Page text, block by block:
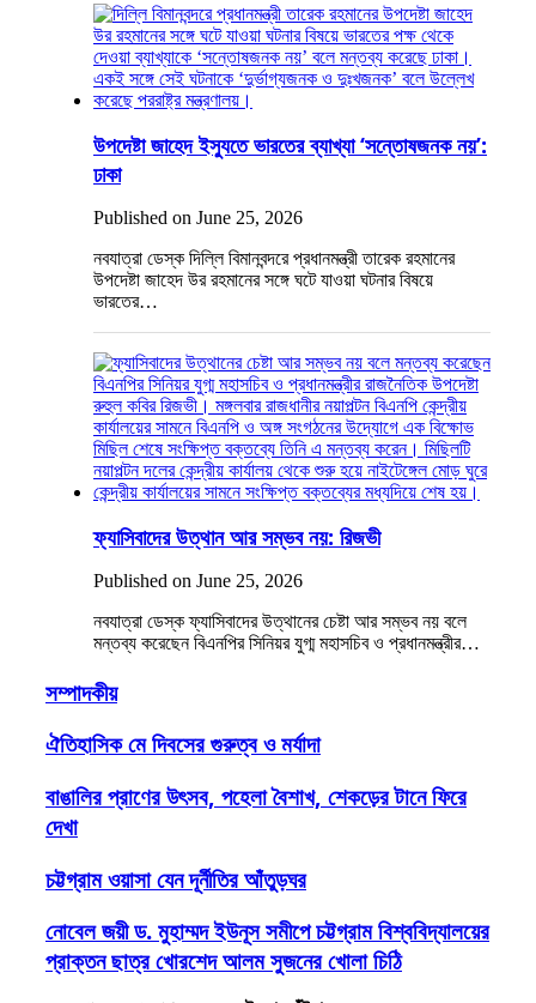
উপদেষ্টা জাহেদ ইস্যুতে ভারতের ব্যাখ্যা ‘সন্তোষজনক নয়’:
ঢাকা
Published on June 25, 2026
নবযাত্রা ডেস্ক দিল্লি বিমানবন্দরে প্রধানমন্ত্রী তারেক রহমানের
উপদেষ্টা জাহেদ উর রহমানের সঙ্গে ঘটে যাওয়া ঘটনার বিষয়ে
ভারতের…
ফ্যাসিবাদের উত্থান আর সম্ভব নয়: রিজভী
Published on June 25, 2026
নবযাত্রা ডেস্ক ফ্যাসিবাদের উত্থানের চেষ্টা আর সম্ভব নয় বলে
মন্তব্য করেছেন বিএনপির সিনিয়র যুগ্ম মহাসচিব ও প্রধানমন্ত্রীর…
সম্পাদকীয়
ঐতিহাসিক মে দিবসের গুরুত্ব ও মর্যাদা
বাঙালির প্রাণের উৎসব, পহেলা বৈশাখ, শেকড়ের টানে ফিরে
দেখা
চট্টগ্রাম ওয়াসা যেন দূর্নীতির আঁতুড়ঘর
নোবেল জয়ী ড. মুহাম্মদ ইউনূস সমীপে চট্টগ্রাম বিশ্ববিদ্যালয়ের
প্রাক্তন ছাত্র খোরশেদ আলম সুজনের খোলা চিঠি